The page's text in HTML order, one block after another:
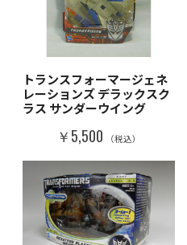
トランスフォーマージェネ
レーションズ デラックスク
ラス サンダーウイング
￥5,500 （税込）